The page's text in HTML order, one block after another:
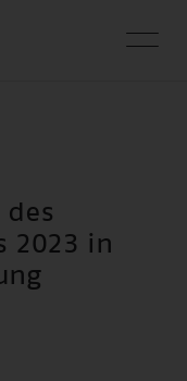
des
2023 in